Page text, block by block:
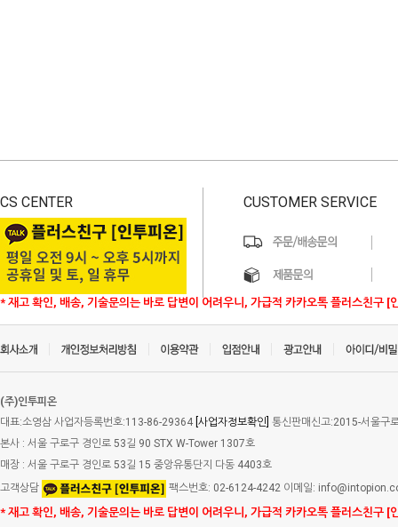
CS CENTER
* 재고 확인, 배송, 기술문의는 바로 답변이 어려우니, 가급적 카카오톡 플러스친구 [
CUSTOMER SERVICE
(주)인투피온
대표:소영삼 사업자등록번호:113-86-29364 [사업자정보확인] 통신판매신고:2015-서울구
본사 : 서울 구로구 경인로 53길 90 STX W-Tower 1307호
매장 : 서울 구로구 경인로 53길 15 중앙유통단지 다동 4403호
고객상담
팩스번호: 02-6124-4242 이메일:
* 재고 확인, 배송, 기술문의는 바로 답변이 어려우니, 가급적 카카오톡 플러스친구 [